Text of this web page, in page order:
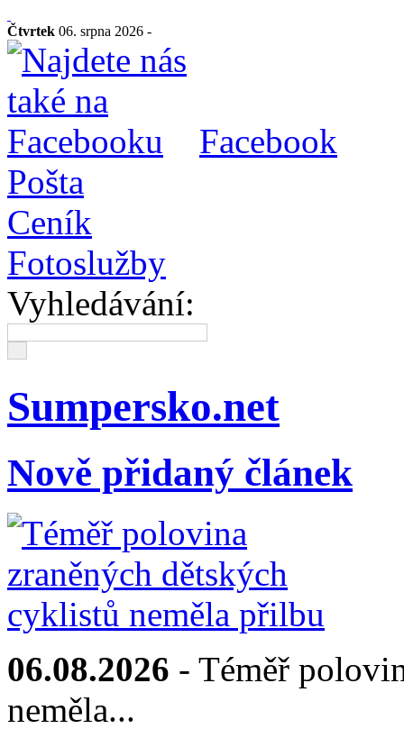
Čtvrtek 06. srpna 2026 -
Facebook
Pošta
Ceník
Fotoslužby
Vyhledávání:
Sumpersko.net
Nově přidaný článek
06.08.2026 - Téměř
neměla...